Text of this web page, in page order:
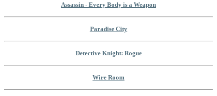
Assassin - Every Body is a Weapon
Paradise City
Detective Knight: Rogue
Wire Room